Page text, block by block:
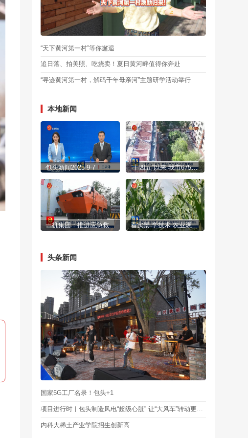
“天下黄河第一村”等你邂逅
追日落、拍美照、吃烧卖！夏日黄河畔值得你奔赴
“寻迹黄河第一村，解码千年母亲河”主题研学活动举行
本地新闻
包头新闻2025-9-7 “十四五”以来 我市675个老旧小区焕新颜
一机集团：推进应急救援装备体系化建设 看实景 学技术 农业观摩会探索现代农业发展新路径
头条新闻
国家5G工厂名录！包头+1
项目进行时｜包头制造风电“超级心脏” 让“大风车”转动更有力
内科大稀土产业学院招生创新高